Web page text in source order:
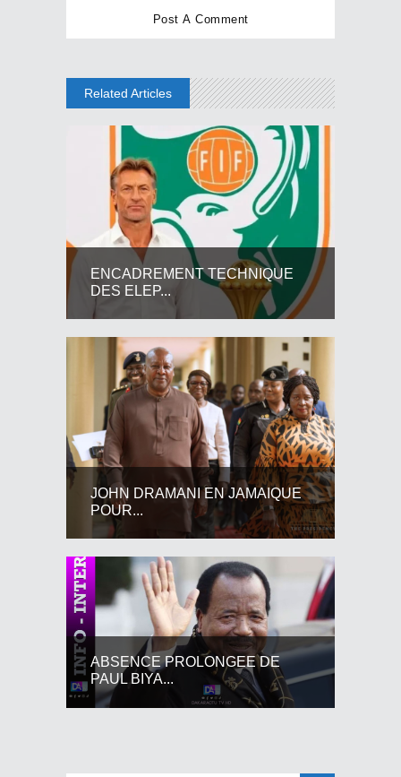
Related Articles
ENCADREMENT TECHNIQUE
DES ELEP...
JOHN DRAMANI EN JAMAIQUE
POUR...
ABSENCE PROLONGEE DE
PAUL BIYA...